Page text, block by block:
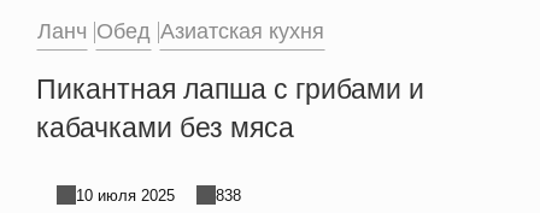
Ланч Обед Азиатская кухня
Пикантная лапша с грибами и
кабачками без мяса
10 июля 2025 838